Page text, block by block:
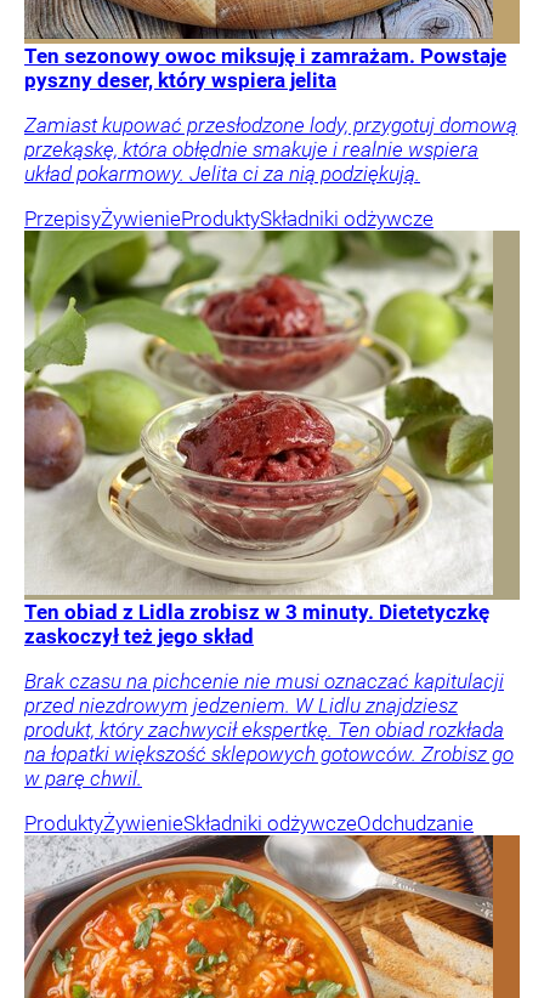
Ten sezonowy owoc miksuję i zamrażam. Powstaje
pyszny deser, który wspiera jelita
Zamiast kupować przesłodzone lody, przygotuj domową
przekąskę, która obłędnie smakuje i realnie wspiera
układ pokarmowy. Jelita ci za nią podziękują.
PrzepisyŻywienieProduktySkładniki odżywcze
Ten obiad z Lidla zrobisz w 3 minuty. Dietetyczkę
zaskoczył też jego skład
Brak czasu na pichcenie nie musi oznaczać kapitulacji
przed niezdrowym jedzeniem. W Lidlu znajdziesz
produkt, który zachwycił ekspertkę. Ten obiad rozkłada
na łopatki większość sklepowych gotowców. Zrobisz go
w parę chwil.
ProduktyŻywienieSkładniki odżywczeOdchudzanie